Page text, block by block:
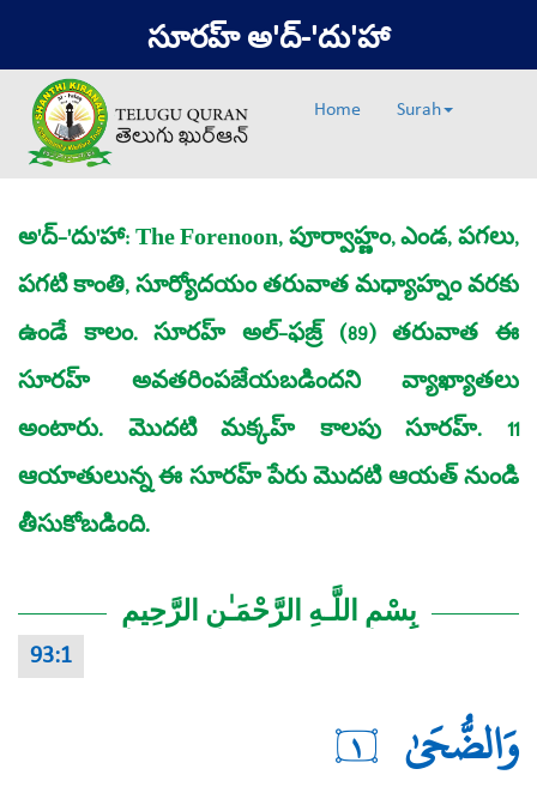
సూరహ్‌ అ'ద్‌-'దు'హా
Home Surah
అ'ద్‌-'దు'హా: The Forenoon, పూర్వాహ్ణం, ఎండ, పగలు,
పగటి కాంతి, సూర్యోదయం తరువాత మధ్యాహ్నం వరకు
ఉండే కాలం. సూరహ్‌ అల్‌-ఫజ్ర్‌ (89) తరువాత ఈ
సూరహ్‌ అవతరింపజేయబడిందని వ్యాఖ్యాతలు
అంటారు. మొదటి మక్కహ్ కాలపు సూరహ్‌. 11
ఆయాతులున్న ఈ సూరహ్ పేరు మొదటి ఆయత్‌ నుండి
తీసుకోబడింది.
بِسْمِ اللَّـهِ الرَّحْمَـٰنِ الرَّحِيمِ
93:1
وَالضُّحَىٰ ١